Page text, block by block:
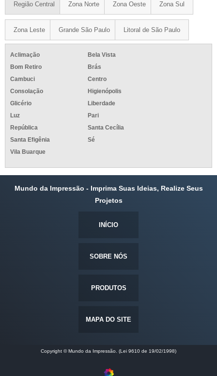
Região Central Zona Norte Zona Oeste Zona Sul
Zona Leste Grande São Paulo Litoral de São Paulo
Aclimação
Bela Vista
Bom Retiro
Brás
Cambuci
Centro
Consolação
Higienópolis
Glicério
Liberdade
Luz
Pari
República
Santa Cecília
Santa Efigênia
Sé
Vila Buarque
Mundo da Impressão - Imprima Suas Ideias, Realize Seus
Projetos
INÍCIO
SOBRE NÓS
PRODUTOS
MAPA DO SITE
Copyright © Mundo da Impressão. (Lei 9610 de 19/02/1998)